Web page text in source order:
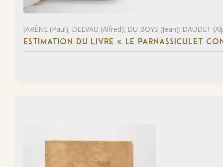
[ARÈNE (Paul); DELVAU (Alfred); DU BOYS (Jean); DAUDET
ESTIMATION DU LIVRE « LE PARNASSICULET